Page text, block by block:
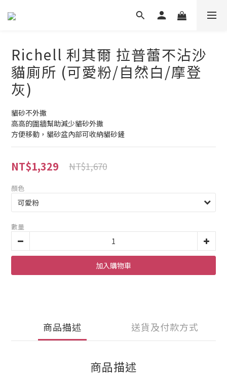
Richell 利其爾 拉普蕾不沾沙
貓廁所 (可愛粉/自然白/摩登
灰)
貓砂不外撒
高高的圍牆幫助減少貓砂外撒
方便移動，貓砂盆內部可收納貓砂鏟
NT$1,329 NT$1,670
顏色
數量
加入購物車
商品描述 送貨及付款方式
商品描述